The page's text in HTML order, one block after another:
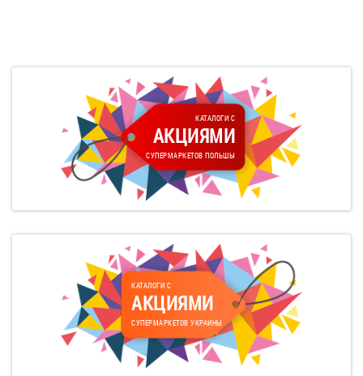
КАТАЛОГИ С
АКЦИЯМИ
СУПЕРМАРКЕТОВ ПОЛЬШЫ
КАТАЛОГИ С
АКЦИЯМИ
СУПЕРМАРКЕТОВ УКРАИНЫ